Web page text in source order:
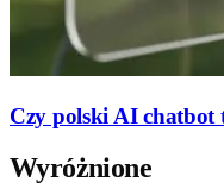
Czy polski AI chatbot
Wyróżnione